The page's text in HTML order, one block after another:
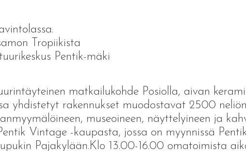
Tropiikista
Pentik-mäki
matkailukohde Posiolla, aivan
yhdistetyt rakennukset muodostavat 2500
museoineen, näyttelyineen ja
Vintage -kaupasta, jossa on myynnissä
Pajakylään.Klo 13.00-16.00 omatoimista